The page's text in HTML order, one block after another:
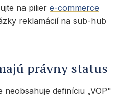
na pilier e-commerce
reklamácií na sub-hub
právny status
definíciu „VOP"